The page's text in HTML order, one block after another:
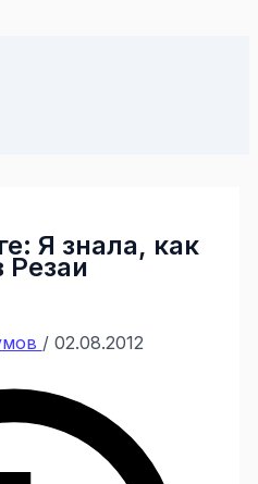
Я знала, как
Резаи
/ 02.08.2012